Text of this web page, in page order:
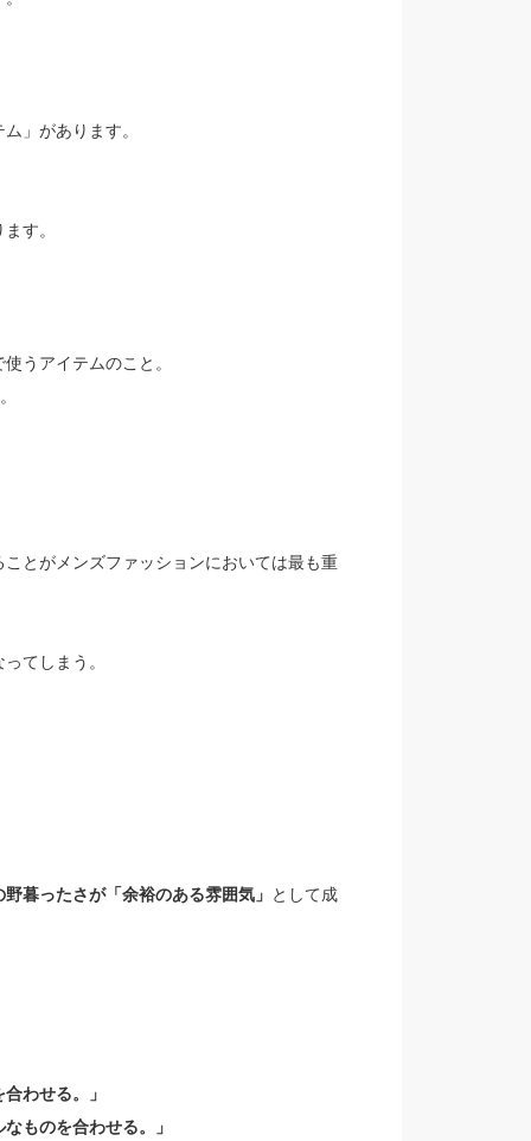
」があります。
す。
うアイテムのこと。
とがメンズファッションにおいては最も重
てしまう。
暮ったさが「余裕のある雰囲気」 として成
わせる。」
ものを合わせる。」